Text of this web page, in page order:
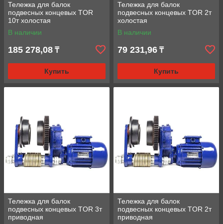
Тележка для балок
подвесных концевых TOR
10т холостая
В наличии
185 278,08 ₸
Купить
Тележка для балок
подвесных концевых TOR 2т
холостая
В наличии
79 231,96 ₸
Купить
Тележка для балок
подвесных концевых TOR 3т
приводная
Тележка для балок
подвесных концевых TOR 2т
приводная